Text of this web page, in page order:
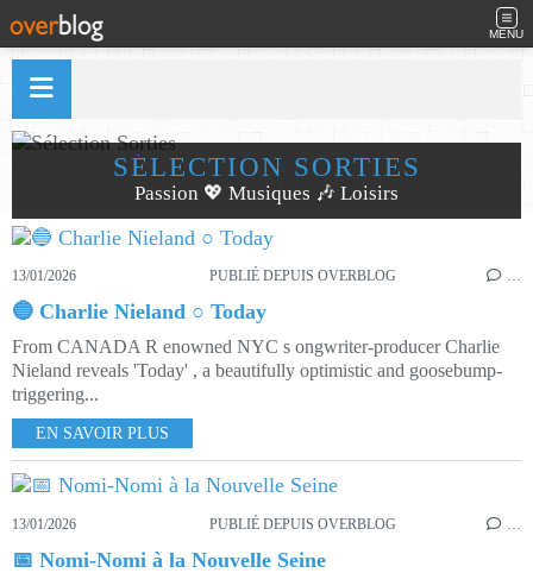
MENU
SÉLECTION SORTIES
Passion 💖 Musiques 🎶 Loisirs
13/01/2026 PUBLIÉ DEPUIS OVERBLOG …
🔵 Charlie Nieland ○ Today
From CANADA R enowned NYC s ongwriter-producer Charlie
Nieland reveals 'Today' , a beautifully optimistic and goosebump-
triggering...
EN SAVOIR PLUS
13/01/2026 PUBLIÉ DEPUIS OVERBLOG
📅 Nomi-Nomi à la Nouvelle Seine